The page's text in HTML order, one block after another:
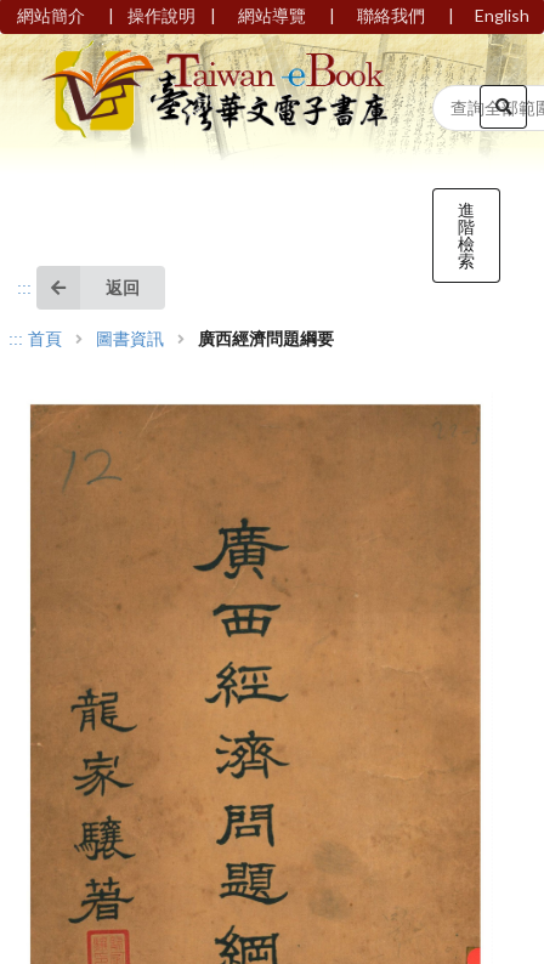
網站簡介 | 操作說明 | 網站導覽 | 聯絡我們 | English
進
階
檢
索
::: 返回
::: 首頁 圖書資訊 廣西經濟問題綱要